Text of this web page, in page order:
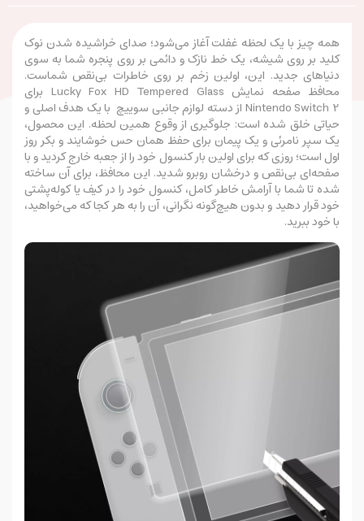
همه چیز با یک لحظه غفلت آغاز می‌شود؛ صدای خراشیده شدن نوک
کلید بر روی شیشه، یک خط نازک و دائمی بر روی پنجره شما به سوی
دنیاهای جدید. این، اولین زخم بر روی خاطرات بی‌نقص شماست.
محافظ صفحه نمایش Lucky Fox HD Tempered Glass برای
Nintendo Switch 2 از دسته لوازم جانبی سوییچ
با یک هدف اصلی و
حیاتی خلق شده است: جلوگیری از وقوع همین لحظه. این محصول،
یک سپر نامرئی و یک پیمان برای حفظ همان حس خوشایند و بکر روز
اول است؛ روزی که برای اولین بار کنسول خود را از جعبه خارج کردید و با
صفحه‌ای بی‌نقص و درخشان روبرو شدید. این محافظ، برای آن ساخته
شده تا شما با آرامش خاطر کامل، کنسول خود را در کیف یا کوله‌پشتی
خود قرار دهید و بدون هیچ‌گونه نگرانی، آن را به هر کجا که می‌خواهید،
با خود ببرید.